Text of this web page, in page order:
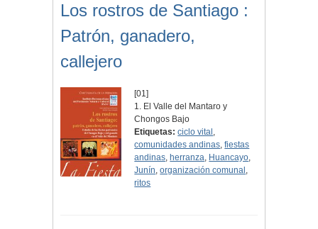
Los rostros de Santiago :
Patrón, ganadero,
callejero
[01]
1. El Valle del Mantaro y
Chongos Bajo
Etiquetas: ciclo vital ,
comunidades andinas,fiestas
andinas, herranza, Huancayo,
Junín,organización comunal ,
ritos